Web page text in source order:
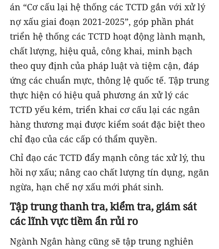
án “Cơ cấu lại hệ thống các TCTD gắn với xử lý
nợ xấu giai đoạn 2021-2025”, góp phần phát
triển hệ thống các TCTD hoạt động lành mạnh,
chất lượng, hiệu quả, công khai, minh bạch
theo quy định của pháp luật và tiệm cận, đáp
ứng các chuẩn mực, thông lệ quốc tế. Tập trung
thực hiện có hiệu quả phương án xử lý các
TCTD yếu kém, triển khai cơ cấu lại các ngân
hàng thương mại được kiểm soát đặc biệt theo
chỉ đạo của các cấp có thẩm quyền.
Chỉ đạo các TCTD đẩy mạnh công tác xử lý, thu
hồi nợ xấu; nâng cao chất lượng tín dụng, ngăn
ngừa, hạn chế nợ xấu mới phát sinh.
Tập trung thanh tra, kiểm tra, giám sát
các lĩnh vực tiềm ẩn rủi ro
Ngành Ngân hàng cũng sẽ tập trung nghiên